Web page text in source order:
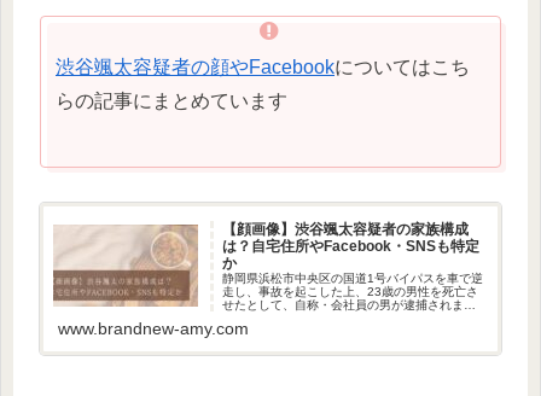
渋谷颯太容疑者の顔やFacebookについてはこち
らの記事にまとめています
【顔画像】渋谷颯太容疑者の家族構成
は？自宅住所やFacebook・SNSも特定
か
静岡県浜松市中央区の国道1号バイパスを車で逆
走し、事故を起こした上、23歳の男性を死亡さ
せたとして、自称・会社員の男が逮捕されまし
び運転）容疑で逮捕されたのは渋谷颯太容疑者
www.brandnew-amy.com